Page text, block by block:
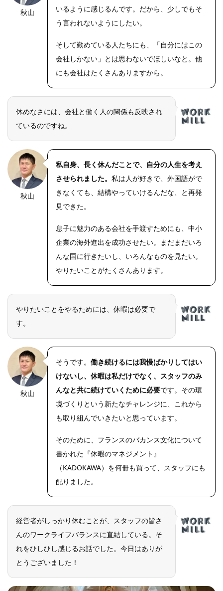
OLYMPUS
秋山
いるように感じるんです。だから、少しでもそ
う言われないようにしたい。
そして勤めている人たちにも、「自分にはこの
会社しかない」とは思わないでほしいなと。他
にも会社はたくさんありますから。
休めなさには、会社と働く人の関係も反映され
ているのですね。
OLYMPUS
秋山
私自身、長く休んだことで、自分の人生を考え
させられました。 私は人が好きで、外国語がで
きなくても、結構やっていけるんだな、と再発
見できた。
息子に魅力のある会社を手渡すためにも、中小
企業の海外進出を成功させたい。まだまだいろ
んな国に行きたいし、いろんなものを見たい。
やりたいことがたくさんあります。
やりたいことをやるためには、休暇は必要で
す。
OLYMPUS
秋山
そうです。 働き続けるには我慢ばかりしてはい
けないし、休暇は私だけでなく、スタッフのみ
んなと共に続けていくために必要です。その環
境づくりという新たなチャレンジに、これから
も取り組んでいきたいと思っています。
そのために、フランスのバカンス文化について
書かれた『休暇のマネジメント』
（KADOKAWA）を何冊も買って、スタッフにも
配りました。
経営者がしっかり休むことが、スタッフの皆さ
んのワークライフバランスに直結している。そ
れをひしひし感じるお話でした。今日はありが
とうございました！